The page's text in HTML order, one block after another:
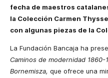
fecha de maestros
la Colección Carmen
con algunas piezas de la
La Fundación Bancaja ha
Caminos de modernidad
Bornemisza, que ofrece una